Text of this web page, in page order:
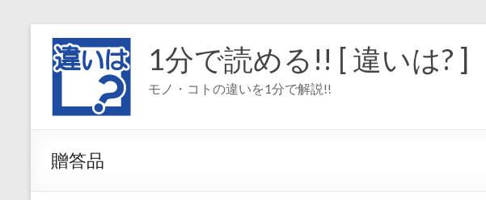
1分で読める!! [ 違いは? ]
モノ・コトの違いを1分で解説!!
贈答品